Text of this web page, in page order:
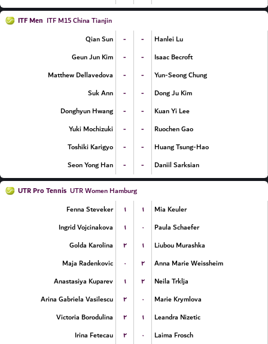
ITF Men ITF M15 China Tianjin
Qian Sun
- -
Hanlei Lu
Geun Jun Kim
- -
Isaac Becroft
Matthew Dellavedova
- -
Yun-Seong Chung
Suk Ann
- -
Dong Ju Kim
Donghyun Hwang
- -
Kuan Yi Lee
Yuki Mochizuki
- -
Ruochen Gao
Toshiki Karigyo
- -
Huang Tsung-Hao
Seon Yong Han
- - Daniil Sarksian
UTR Pro Tennis UTR Women Hamburg
Fenna Steveker
۱ ۱
Mia Keuler
Ingrid Vojcinakova
۱ ۰
Paula Schaefer
Golda Karolina
۲ ۱
Liubou Murashka
Maja Radenkovic
۰ ۲
Anna Marie Weissheim
Anastasiya Kuparev
۱ ۲
Neila Trklja
Arina Gabriela Vasilescu
۲ ۰
Marie Krymlova
Victoria Borodulina
۲ ۱
Leandra Nizetic
Irina Fetecau
۲ ۰ Laima Frosch